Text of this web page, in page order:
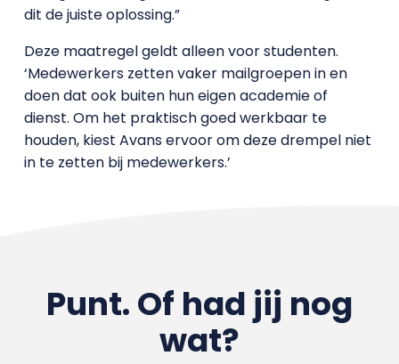
dit de juiste oplossing.”
Deze maatregel geldt alleen voor studenten.
‘Medewerkers zetten vaker mailgroepen in en
doen dat ook buiten hun eigen academie of
dienst. Om het praktisch goed werkbaar te
houden, kiest Avans ervoor om deze drempel niet
in te zetten bij medewerkers.’
Punt. Of had jij nog
wat?